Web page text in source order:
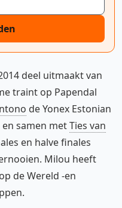
deel uitmaakt van
traint op Papendal
de Yonex Estonian
en samen metTies van
en halve finales
Milou heeft
de Wereld -en